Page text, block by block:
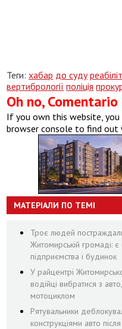
Теги:хабар до суду
вертибрології поліція
Oh no,
If you own this website,
browser console to find out
МАТЕРІАЛИ ПО ТЕМІ
Троє людей
Житомирській громаді: є
підприємства і будинок
У райцентрі
водійці вибратися з
мотоциклом
Рятувальники
конструкціями авто